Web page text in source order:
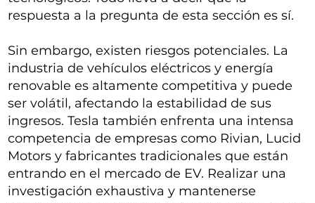
respuesta a la pregunta de esta sección es sí.
Sin embargo, existen riesgos potenciales. La
industria de vehículos eléctricos y energía
renovable es altamente competitiva y puede
ser volátil, afectando la estabilidad de sus
ingresos. Tesla también enfrenta una intensa
competencia de empresas como Rivian, Lucid
Motors y fabricantes tradicionales que están
entrando en el mercado de EV. Realizar una
investigación exhaustiva y mantenerse